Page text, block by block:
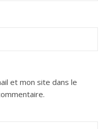
et mon site dans le